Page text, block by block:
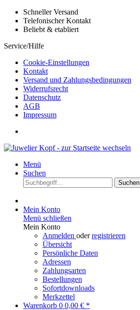
Schneller Versand
Telefonischer Kontakt
Beliebt & etabliert
Service/Hilfe
Cookie-Einstellungen
Kontakt
Versand und Zahlungsbedingungen
Widerrufsrecht
Datenschutz
AGB
Impressum
Menü
Suchen
Suchen
Mein Konto
Menü schließen
Mein Konto
Anmelden oderregistrieren
Übersicht
Persönliche Daten
Adressen
Zahlungsarten
Bestellungen
Sofortdownloads
Merkzettel
Warenkorb 0 0,00 € *